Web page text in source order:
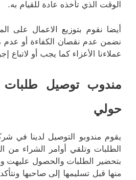
الوقت الذي تأخذه عادة للقيام به.
أيضا نقوم بتوزيع الاعمال على
نضمن عدم نقصان الكفاءة أو عدم
عملاءنا الأعزاء كما يجب أو لاتباع
مندوب توصيل
حولي
يقوم مندوبو التوصيل لدينا في
الطلبات وتلقي أوامر الشراء من
بتحضير الطلبات والحصول عليهت
منها قبل تسليمها إلى صاحبها